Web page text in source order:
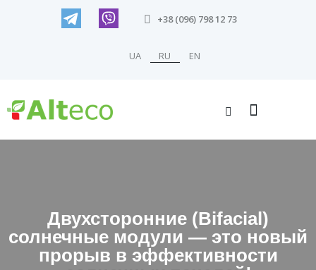
+38 (096) 798 12 73
UA RU EN
Двухсторонние (Bifacial)
солнечные модули — это новый
прорыв в эффективности